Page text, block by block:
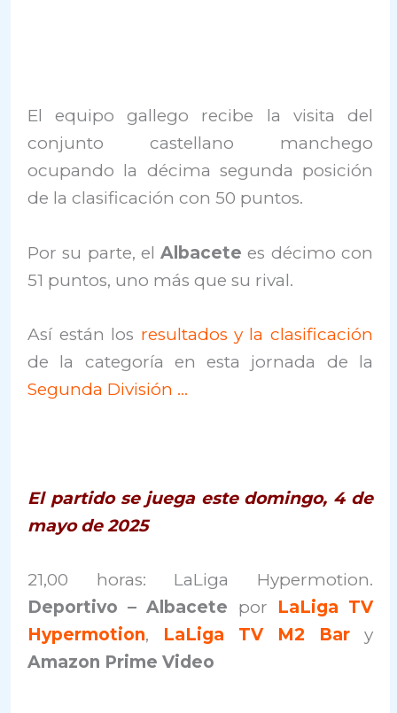
El equipo gallego recibe la visita del
conjunto castellano manchego
ocupando la décima segunda posición
de la clasificación con 50 puntos.
Por su parte, elAlbacete es décimo con
51 puntos, uno más que su rival.
Así están los resultados y la clasificación
de la categoría en esta jornada de la
Segunda División …
El partido se juega este domingo, 4 de
mayo de 2025
21,00 horas: LaLiga Hypermotion.
Deportivo – Albacete por
LaLiga TV
Hypermotion, LaLiga TV M2 Bary
Amazon Prime Video